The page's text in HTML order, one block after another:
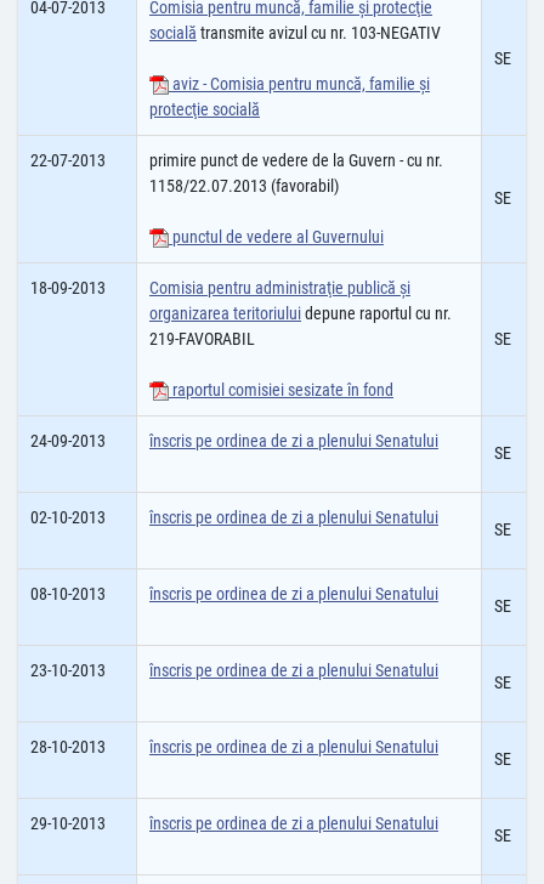
04-07-2013
Comisia pentru muncă, familie şi protecţie
socială transmite avizul cu nr. 103-NEGATIV
aviz - Comisia pentru muncă, familie şi
protecţie socială
SE
22-07-2013
primire punct de vedere de la Guvern - cu nr.
1158/22.07.2013 (favorabil)
punctul de vedere al Guvernului
SE
18-09-2013
Comisia pentru administraţie publică şi
organizarea teritoriuluidepune raportul cu nr.
219-FAVORABIL
raportul comisiei sesizate în fond
SE
24-09-2013 înscris pe ordinea de zi a plenului Senatului
SE
02-10-2013 înscris pe ordinea de zi a plenului Senatului
SE
08-10-2013 înscris pe ordinea de zi a plenului Senatului
SE
23-10-2013 înscris pe ordinea de zi a plenului Senatului
SE
28-10-2013 înscris pe ordinea de zi a plenului Senatului
SE
29-10-2013 înscris pe ordinea de zi a plenului Senatului
SE